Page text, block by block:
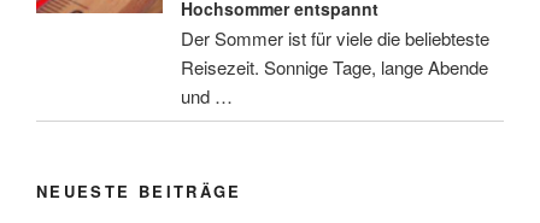
Hochsommer entspannt
Der Sommer ist für viele die beliebteste
Reisezeit. Sonnige Tage, lange Abende
und …
NEUESTE BEITRÄGE